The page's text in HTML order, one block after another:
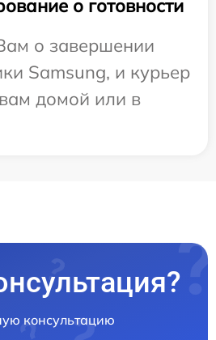
о готовности
о завершении
Samsung, и курьер
домой или в
консультацию